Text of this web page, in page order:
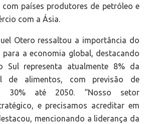
com países produtores de petróleo e
com a Ásia.
Otero ressaltou a importância do
a economia global, destacando
Sul representa atualmente 8% da
de alimentos, com previsão de
30% até 2050. “Nosso setor
e precisamos acreditar em
mencionando a liderança da